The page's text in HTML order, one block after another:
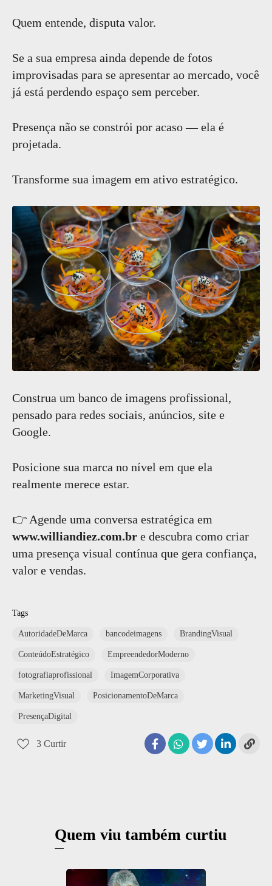
Quem entende, disputa valor.
Se a sua empresa ainda depende de fotos
improvisadas para se apresentar ao mercado, você
já está perdendo espaço sem perceber.
Presença não se constrói por acaso — ela é
projetada.
Transforme sua imagem em ativo estratégico.
Construa um banco de imagens profissional,
pensado para redes sociais, anúncios, site e
Google.
Posicione sua marca no nível em que ela
realmente merece estar.
👉 Agende uma conversa estratégica em
www.williandiez.com.br e descubra como criar
uma presença visual contínua que gera confiança,
valor e vendas.
Tags
AutoridadeDeMarca bancodeimagens BrandingVisual
ConteúdoEstratégico EmpreendedorModerno
fotografiaprofissional ImagemCorporativa
MarketingVisual PosicionamentoDeMarca
PresençaDigital
3 Curtir
Quem viu também curtiu